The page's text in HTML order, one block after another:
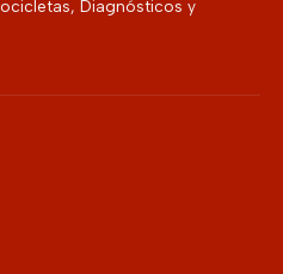
Diagnósticos y